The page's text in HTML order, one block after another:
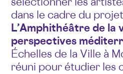
dans le cadre du projet
L’Amphithéâtre de la
perspectives
Échelles de la Ville à
réuni pour étudier les